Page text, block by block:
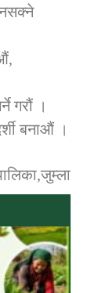
सुचना
गरौं ।
बनाऔं ।